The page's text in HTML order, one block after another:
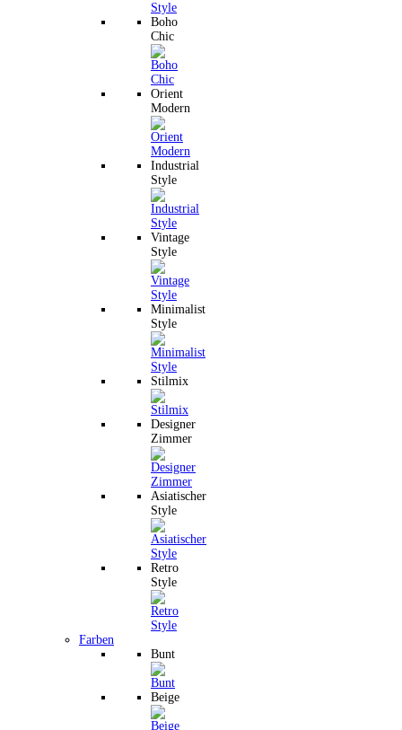
Boho
Chic
Orient
Modern
Industrial
Style
Vintage
Style
Minimalist
Style
Stilmix
Designer
Zimmer
Asiatischer
Style
Retro
Style
Farben
Bunt
Beige